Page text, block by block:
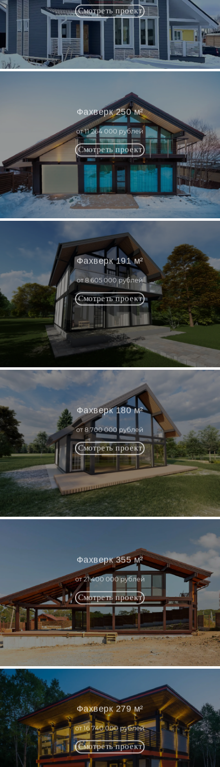
Фахверк 250 м²
от 11 264 000 рублей
Фахверк 191 м²
от 8 605 000 рублей
Фахверк 180 м²
от 8 700 000 рублей
Фахверк 355 м²
от 21 400 000 рублей
Фахверк 279 м²
от 16 740 000 рублей